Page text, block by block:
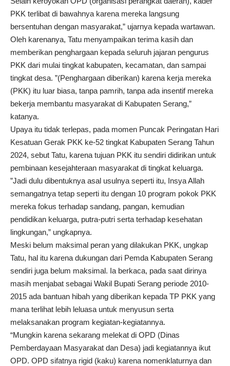
PKK terlibat di bawahnya karena mereka langsung
bersentuhan dengan masyarakat,” ujarnya kepada wartawan.
Oleh karenanya, Tatu menyampaikan terima kasih dan
memberikan penghargaan kepada seluruh jajaran pengurus
PKK dari mulai tingkat kabupaten, kecamatan, dan sampai
tingkat desa. ”(Penghargaan diberikan) karena kerja mereka
(PKK) itu luar biasa, tanpa pamrih, tanpa ada insentif mereka
bekerja membantu masyarakat di Kabupaten Serang,”
katanya.
Upaya itu tidak terlepas, pada momen Puncak Peringatan Hari
Kesatuan Gerak PKK ke-52 tingkat Kabupaten Serang Tahun
2024, sebut Tatu, karena tujuan PKK itu sendiri didirikan untuk
pembinaan kesejahteraan masyarakat di tingkat keluarga.
”Jadi dulu dibentuknya asal usulnya seperti itu, Insya Allah
semangatnya tetap seperti itu dengan 10 program pokok PKK
mereka fokus terhadap sandang, pangan, kemudian
pendidikan keluarga, putra-putri serta terhadap kesehatan
lingkungan,” ungkapnya.
Meski belum maksimal peran yang dilakukan PKK, ungkap
Tatu, hal itu karena dukungan dari Pemda Kabupaten Serang
sendiri juga belum maksimal. Ia berkaca, pada saat dirinya
masih menjabat sebagai Wakil Bupati Serang periode 2010-
2015 ada bantuan hibah yang diberikan kepada TP PKK yang
mana terlihat lebih leluasa untuk menyusun serta
melaksanakan program kegiatan-kegiatannya.
“Mungkin karena sekarang melekat di OPD (Dinas
Pemberdayaan Masyarakat dan Desa) jadi kegiatannya ikut
OPD. OPD sifatnya rigid (kaku) karena nomenklaturnya dan